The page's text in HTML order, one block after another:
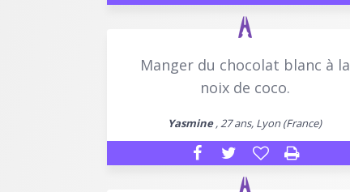
Manger du chocolat blanc à la
noix de coco.
Yasmine, 27 ans, Lyon (France)